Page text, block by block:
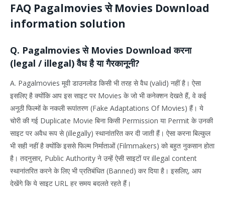
FAQ Pagalmovies से Movies Download
information solution
Q. Pagalmovies से Movies Download करना
(legal / illegal) वैध है या गैरकानूनी?
A. Pagalmovies मूवी डाउनलोड किसी भी तरह से वैध (valid) नहीं है। ऐसा
इसलिए है क्योंकि आप इस साइट पर Movies के जो भी कनेक्शन देखते हैं, वे कई
अनूठी फिल्मों के नकली रूपांतरण (Fake Adaptations Of Movies) हैं। ये
चोरी की गई Duplicate Movie बिना किसी Permission या Permit के उनकी
साइट पर अवैध रूप से (illegally) स्थानांतरित कर दी जाती हैं। ऐसा करना बिल्कुल
भी सही नहीं है क्योंकि इससे फिल्म निर्माताओं (Filmmakers) को बहुत नुकसान होता
है। तदनुसार, Public Authority ने उन्हें ऐसी साइटों पर illegal content
स्थानांतरित करने के लिए भी प्रतिबंधित (Banned) कर दिया है। इसलिए, आप
देखेंगे कि ये साइट URL हर समय बदलते रहते हैं।